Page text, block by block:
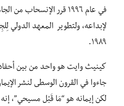
في عام ١٩٩٦ قرر الإنسحاب
لإبداعه، ولتطوير المعهد الدولي
١٩٨٩.
كينيث وايت هو واحد من بين أحفاد
جاءوا في القرون الوسطى لنشر
لكن إيمانه هو “مَا قَبْل مسيحي”،